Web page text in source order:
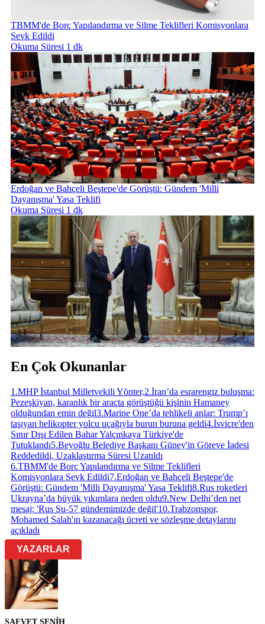
TBMM'de Borç Yapılandırma ve Silme Teklifleri Komisyonlara
Sevk Edildi
Okuma Süresi 1 dk
Erdoğan ve Bahçeli Beştepe'de Görüştü: Gündem 'Milli
Dayanışma' Yasa Teklifi
Okuma Süresi 1 dk
En Çok Okunanlar
1 .MHP İstanbul Milletvekili Yönter,2.İran’da esrarengiz buluşma:
Pezeşkiyan, karanlık bir araçta görüştüğü kişinin Hamaney
olduğundan emin değil3.Marine One’da tehlikeli anlar: Trump’ı
taşıyan helikopter yolcu uçağıyla burun buruna geldi4.İsviçre'den
Sınır Dışı Edilen Bahar Yalçınkaya Türkiye'de
Tutuklandı5.Beyoğlu Belediye Başkanı Güney'in Göreve İadesi
Reddedildi, Uzaklaştırma Süresi Uzatıldı
6.TBMM'de Borç Yapılandırma ve Silme Teklifleri
Komisyonlara Sevk Edildi7.Erdoğan ve Bahçeli Beştepe'de
Görüştü: Gündem 'Milli Dayanışma' Yasa Teklifi8.Rus roketleri
Ukrayna’da büyük yıkımlara neden oldu9.New Delhi’den net
mesaj: 'Rus Su-57 gündemimizde değil'10.Trabzonspor,
Mohamed Salah'ın kazanacağı ücreti ve sözleşme detaylarını
açıkladı
YAZARLAR
SAFVET SENİH